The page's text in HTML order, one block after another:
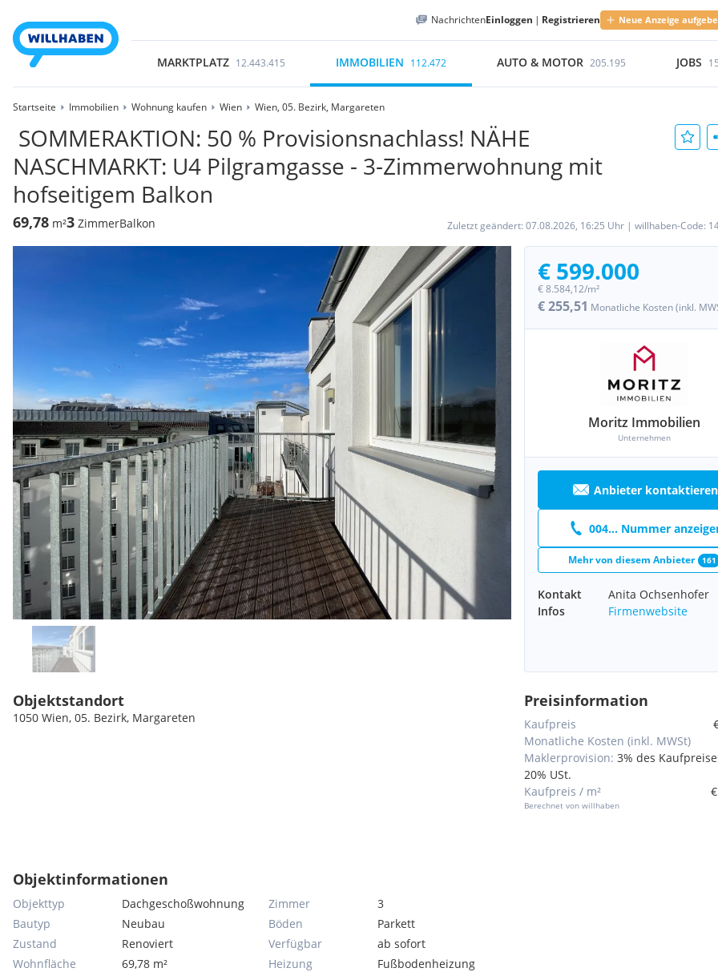
NachrichtenEinloggen | Registrieren Neue Anzeige
MARKTPLATZ 12.443.415 IMMOBILIEN 112.472 AUTO & MOTOR 205.195 JOBS
Startseite Immobilien Wohnung kaufen Wien Wien, 05. Bezirk, Margareten
️ SOMMERAKTION: 50 % Provisionsnachlass! NÄHE
NASCHMARKT: U4 Pilgramgasse - 3-Zimmerwohnung mit
hofseitigem Balkon
69,78 m²3 ZimmerBalkon Zuletzt geändert: 07.08.2026, 16:25 Uhr | willhaben-Code:
€ 599.000
€ 8.584,12/m²
€ 255,51 Monatliche Kosten (inkl.
Moritz Immobilien
Unternehmen
Anbieter kontaktieren
004... Nummer
Mehr von diesem Anbieter 161
Kontakt
Anita Ochsenhofer
Infos
Firmenwebsite
Objektstandort
1050 Wien, 05. Bezirk, Margareten
Objektinformationen
Objekttyp
Dachgeschoßwohnung
Bautyp
Neubau
Zustand
Renoviert
Wohnfläche
69,78 m²
Zimmer
3
Böden
Parkett
Verfügbar
ab sofort
Heizung
Fußbodenheizung
Preisinformation
Kaufpreis
Monatliche Kosten (inkl. MWSt)
Maklerprovision: 3% des
20% USt.
Kaufpreis / m²
Berechnet von willhaben